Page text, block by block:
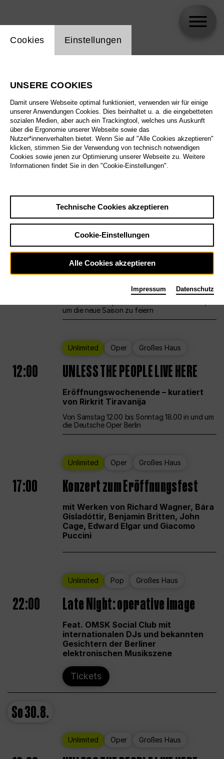
Alle Sparten
Alle Spielstätten
Alle Merkmale
Sa29.8.
Großes Haus
12:00 Eröffnungswochenende
um die neue Saison zu feiern
Unlimited Oper Großes Haus
12:00 UNLESS THE PEOPLE LIVE HERE
Eröffnungswochenende – kuratiert
von Rirkrit Tiravanija
Von Samstag 12.00 bis Sonntag 18.00 in und um
die Deutsche Oper Berlin
Unlimited Oper Großes Haus
17:00 Konzert zum Eröffnungsfest
mit Werken von Richard Wagner, Bára
Gísladóttir, Benjamin Britten, John
Cage, Edward Elgar und Giacomo
Puccini
Unlimited Pop Großes Haus
22:00 Late Night: operative image
Feat. OMSK Social Club mit
internationalen DJs und bekannten
Gesichtern der Berliner
elektronischen Musikszene
Tickets
So30.8.
Unlimited Oper Großes Haus
Einstellung Website Cookie
Cookies Einstellungen
UNSERE COOKIES
Damit unsere Webseite optimal funktioniert, verwenden wir für einige
unserer Anwendungen Cookies. Dies beinhaltet u. a. die eingebetteten
sozialen Medien, aber auch ein Trackingtool, welches uns Auskunft
über die Ergonomie unserer Webseite sowie das
Nutzer*innenverhalten bietet. Wenn Sie auf "Alle Cookies akzeptieren"
klicken, stimmen Sie der Verwendung von technisch notwendigen
Cookies sowie jenen zur Optimierung unserer Webseite zu. Weitere
Informationen findet Sie in den "Cookie-Einstellungen".
Technische Cookies akzeptieren
Cookie-Einstellungen
Alle Cookies akzeptieren
Impressum Datenschutz